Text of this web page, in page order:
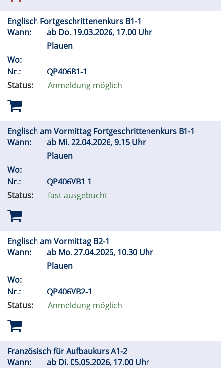
Englisch Fortgeschrittenenkurs B1-1
Wann:
ab Do. 19.03.2026, 17.00 Uhr
Plauen
Wo:
Nr.:
QP406B1-1
Status:
Anmeldung möglich
Englisch am Vormittag Fortgeschrittenenkurs B1-1
Wann:
ab Mi.22.04.2026, 9.15 Uhr
Plauen
Wo:
Nr.:
QP406VB1 1
Status:
fast ausgebucht
Englisch am Vormittag B2-1
Wann:
ab Mo.27.04.2026, 10.30 Uhr
Plauen
Wo:
Nr.:
QP406VB2-1
Status:
Anmeldung möglich
Französisch für Aufbaukurs A1-2
Wann:
ab Di.05.05.2026, 17.00 Uhr